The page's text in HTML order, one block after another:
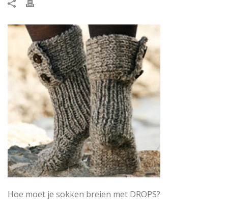
Hoe moet je sokken breien met DROPS?